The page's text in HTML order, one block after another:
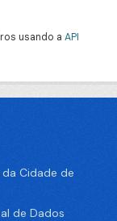
usando a API
Cidade de
de Dados